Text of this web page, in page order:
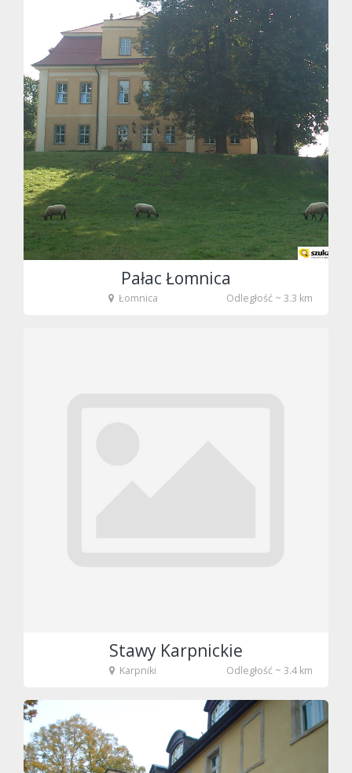
fot. tenet
Pałac Łomnica
Łomnica Odległość ~ 3.3 km
Stawy Karpnickie
Karpniki Odległość ~ 3.4 km